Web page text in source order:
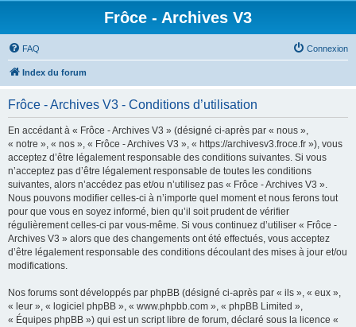
Frôce - Archives V3
FAQ Connexion
Index du forum
Frôce - Archives V3 - Conditions d’utilisation
En accédant à « Frôce - Archives V3 » (désigné ci-après par « nous »,
« notre », « nos », « Frôce - Archives V3 », « https://archivesv3.froce.fr »), vous
acceptez d’être légalement responsable des conditions suivantes. Si vous
n’acceptez pas d’être légalement responsable de toutes les conditions
suivantes, alors n’accédez pas et/ou n’utilisez pas « Frôce - Archives V3 ».
Nous pouvons modifier celles-ci à n’importe quel moment et nous ferons tout
pour que vous en soyez informé, bien qu’il soit prudent de vérifier
régulièrement celles-ci par vous-même. Si vous continuez d’utiliser « Frôce -
Archives V3 » alors que des changements ont été effectués, vous acceptez
d’être légalement responsable des conditions découlant des mises à jour et/ou
modifications.
Nos forums sont développés par phpBB (désigné ci-après par « ils », « eux »,
« leur », « logiciel phpBB », « www.phpbb.com », « phpBB Limited »,
« Équipes phpBB ») qui est un script libre de forum, déclaré sous la licence «